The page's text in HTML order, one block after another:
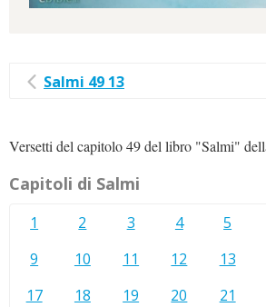
Salmi 49 13
Versetti del capitolo 49 del libro "Salmi"
Capitoli di Salmi
1 2 3 4 5
9
10 11 12 13
17
18 19 20 21